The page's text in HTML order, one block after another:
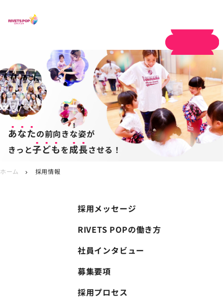
あなたの前向きな姿が
きっと子どもを成長させる！
ホーム chevron_right 採用情報
採用メッセージ
RIVETS POPの働き方
社員インタビュー
募集要項
採用プロセス